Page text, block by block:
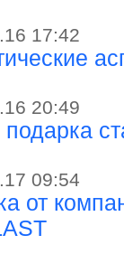
17:42
20:49
09:54
от